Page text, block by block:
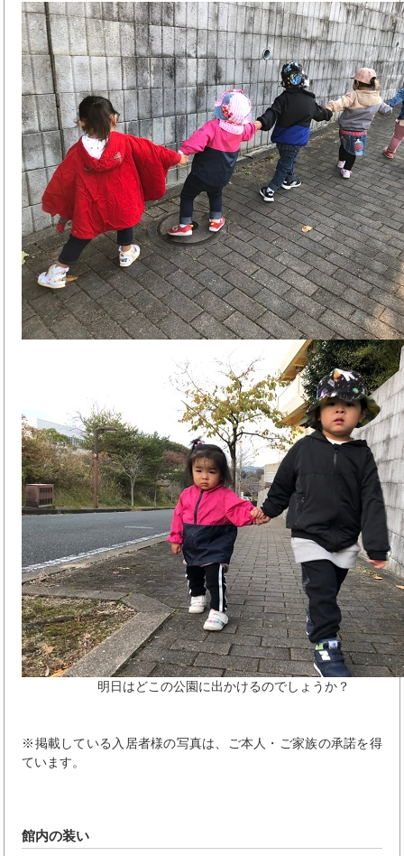
明日はどこの公園に出かけるのでしょうか？
※掲載している入居者様の写真は、ご本人・ご家族の承諾を得
ています。
館内の装い